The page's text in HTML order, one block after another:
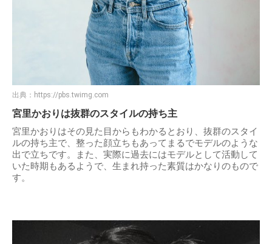
出典： https://pbs.twimg.com
宮里かおりは抜群のスタイルの持ち主
宮里かおりはその見た目からもわかるとおり、抜群のスタイ
ルの持ち主で、整った顔立ちもあってまるでモデルのような
出で立ちです。また、実際に過去にはモデルとして活動して
いた時期もあるようで、生まれ持った素質はかなりのもので
す。